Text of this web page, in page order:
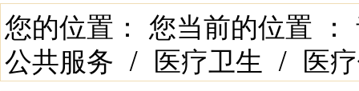
您的位置： 您当前的位置 ：
公共服务 / 医疗卫生 / 医